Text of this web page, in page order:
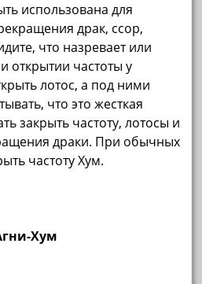
использована для
драк, ссор,
что назревает или
открытии частоты у
лотос, а под ними
что это жесткая
закрыть частоту, лотосы и
драки. При обычных
частоту Хум.
Хум